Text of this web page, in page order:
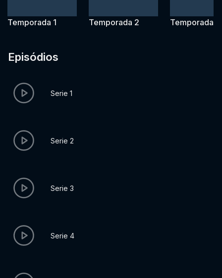
Temporada 1 Temporada 2 Temporada 3
Episódios
Serie 1
Serie 2
Serie 3
Serie 4